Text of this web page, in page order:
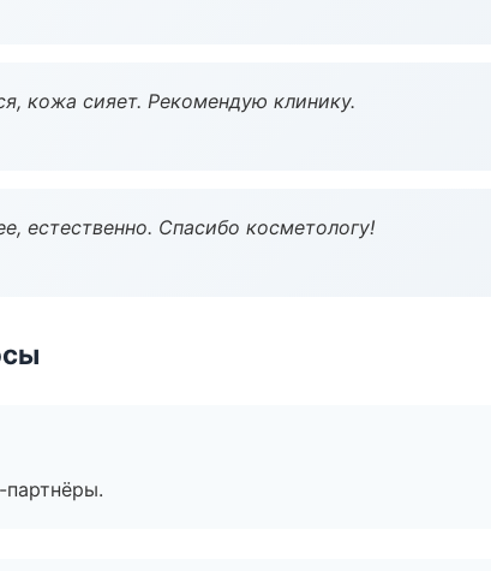
кожа сияет. Рекомендую клинику.
естественно. Спасибо косметологу!
партнёры.